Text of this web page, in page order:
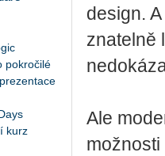
pokročilé
kurz
design.
znatelně
Ale